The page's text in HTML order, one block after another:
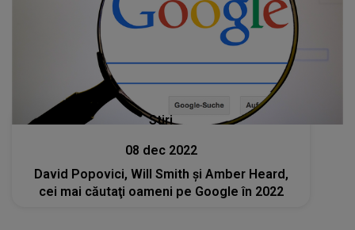
Stiri
08 dec 2022
David Popovici, Will Smith și Amber Heard,
cei mai căutaţi oameni pe Google în 2022